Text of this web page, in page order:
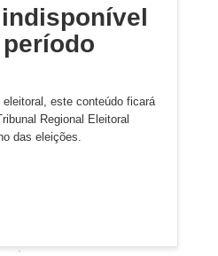
este conteúdo ficará
Regional Eleitoral
das eleições.